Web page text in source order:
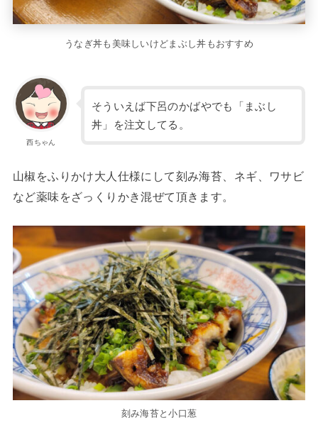
うなぎ丼も美味しいけどまぶし丼もおすすめ
西ちゃん
そういえば下呂のかばやでも「まぶし
丼」を注文してる。
山椒をふりかけ大人仕様にして刻み海苔、ネギ、ワサビ
など薬味をざっくりかき混ぜて頂きます。
刻み海苔と小口葱